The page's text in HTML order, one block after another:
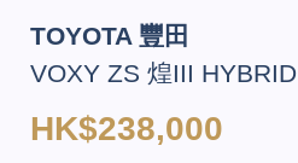
TOYOTA 豐田
VOXY ZS 煌III HYBRID
HK$238,000